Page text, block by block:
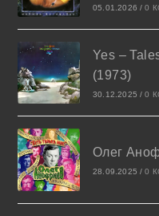
05.01.2026 / 0
Yes –
(1973)
30.12.2025 / 0
Олег
28.09.2025 / 0